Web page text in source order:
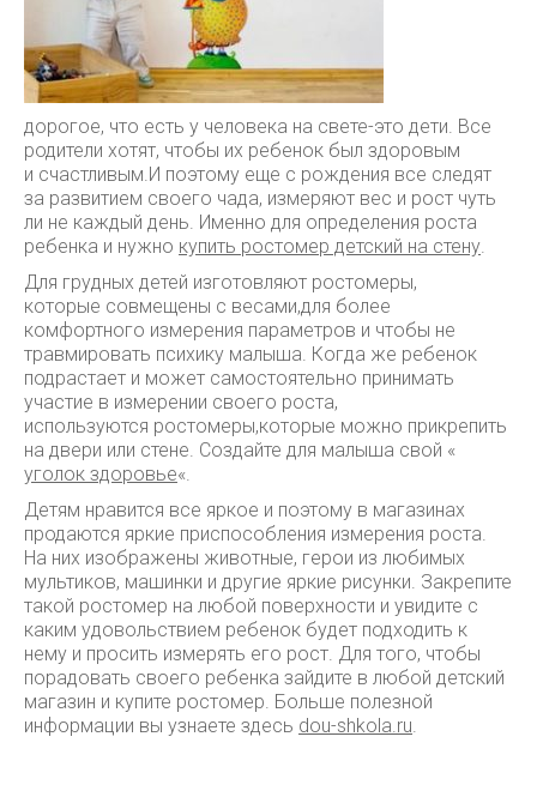
дорогое, что есть у человека на свете-это дети. Все
родители хотят, чтобы их ребенок был здоровым
и счастливым.И поэтому еще с рождения все следят
за развитием своего чада, измеряют вес и рост чуть
ли не каждый день. Именно для определения роста
ребенка и нужно купить ростомер детский на стену.
Для грудных детей изготовляют ростомеры,
которые совмещены с весами,для более
комфортного измерения параметров и чтобы не
травмировать психику малыша. Когда же ребенок
подрастает и может самостоятельно принимать
участие в измерении своего роста,
используются ростомеры,которые можно прикрепить
на двери или стене. Создайте для малыша свой «
уголок здоровье«.
Детям нравится все яркое и поэтому в магазинах
продаются яркие приспособления измерения роста.
На них изображены животные, герои из любимых
мультиков, машинки и другие яркие рисунки. Закрепите
такой ростомер на любой поверхности и увидите с
каким удовольствием ребенок будет подходить к
нему и просить измерять его рост. Для того, чтобы
порадовать своего ребенка зайдите в любой детский
магазин и купите ростомер. Больше полезной
информации вы узнаете здесь dou-shkola.ru.